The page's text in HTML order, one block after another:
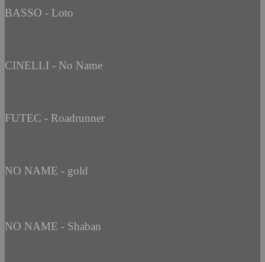
BASSO - Loto
CINELLI - No Name
FUTEC - Roadrunner
NO NAME - gold
NO NAME - Shaban